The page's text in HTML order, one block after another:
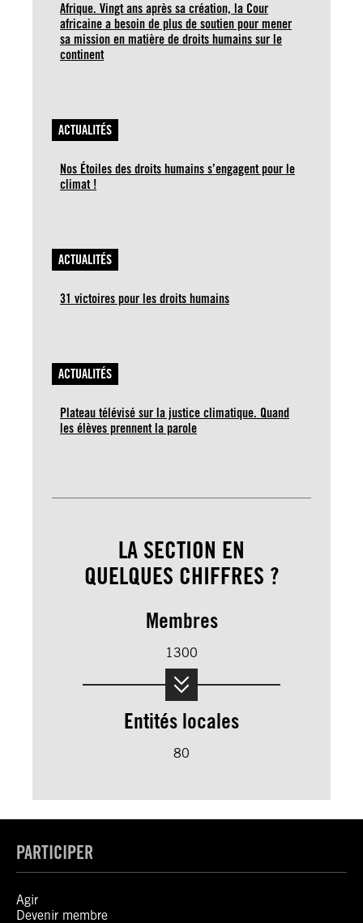
Afrique. Vingt ans après sa création, la Cour
africaine a besoin de plus de soutien pour mener
sa mission en matière de droits humains sur le
continent
ACTUALITÉS
Nos Étoiles des droits humains s’engagent pour le
climat !
ACTUALITÉS
31 victoires pour les droits humains
ACTUALITÉS
Plateau télévisé sur la justice climatique. Quand
les élèves prennent la parole
LA SECTION EN
QUELQUES CHIFFRES ?
Membres
1300
Entités locales
80
PARTICIPER
Agir
Devenir membre